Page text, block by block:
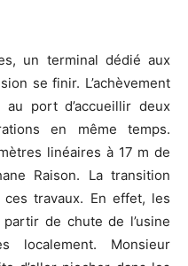
un terminal dédié aux
se finir. L’achèvement
port d’accueillir deux
en même temps.
linéaires à 17 m de
Raison. La transition
ces travaux. En effet, les
de chute de l’usine
localement. Monsieur